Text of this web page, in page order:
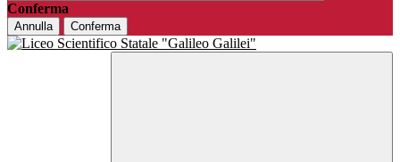
Conferma
Annulla Conferma